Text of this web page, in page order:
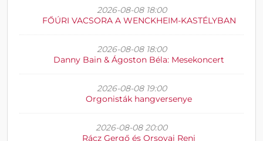
2026-08-08 18:00
FŐÚRI VACSORA A WENCKHEIM-KASTÉLYBAN
2026-08-08 18:00
Danny Bain & Ágoston Béla: Mesekoncert
2026-08-08 19:00
Orgonisták hangversenye
2026-08-08 20:00
Rácz Gergő és Orsovai Reni